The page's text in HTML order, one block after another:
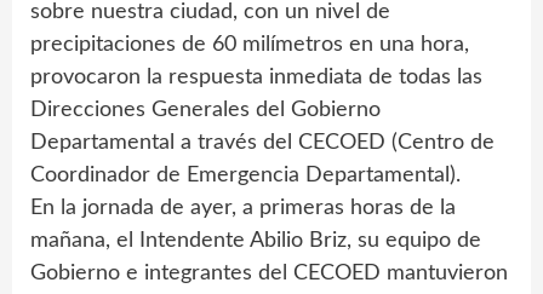
sobre nuestra ciudad, con un nivel de
precipitaciones de 60 milímetros en una hora,
provocaron la respuesta inmediata de todas las
Direcciones Generales del Gobierno
Departamental a través del CECOED (Centro de
Coordinador de Emergencia Departamental).
En la jornada de ayer, a primeras horas de la
mañana, el Intendente Abilio Briz, su equipo de
Gobierno e integrantes del CECOED mantuvieron